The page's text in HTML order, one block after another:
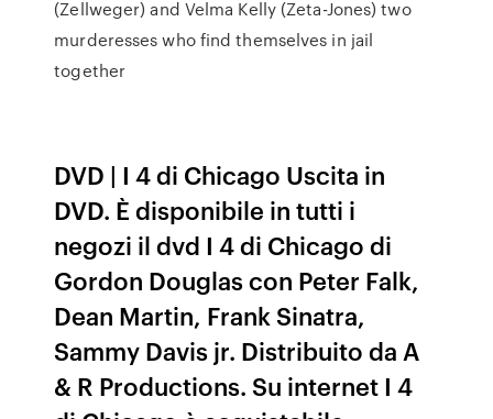
(Zellweger) and Velma Kelly (Zeta-Jones) two
murderesses who find themselves in jail
together
DVD | I 4 di Chicago Uscita in
DVD. È disponibile in tutti i
negozi il dvd I 4 di Chicago di
Gordon Douglas con Peter Falk,
Dean Martin, Frank Sinatra,
Sammy Davis jr. Distribuito da A
& R Productions. Su internet I 4